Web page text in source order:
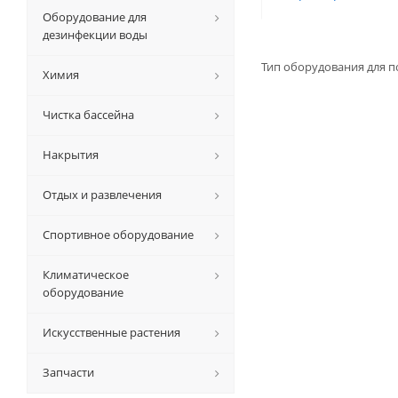
Тип оборудования для
Оборудование для
дезинфекции воды
Химия
Чистка бассейна
Накрытия
Отдых и развлечения
Спортивное оборудование
Климатическое
оборудование
Искусственные растения
Запчасти